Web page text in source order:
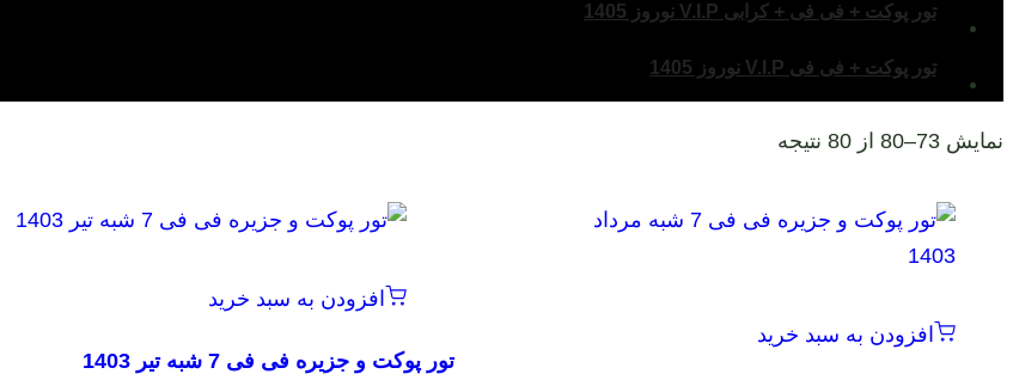
تور پوکت + فی فی + کرابی V.I.P نوروز 1405
تور پوکت + فی فی V.I.P نوروز 1405
نمایش 73–80 از 80 نتیجه
افزودن به سبد خرید
افزودن به سبد خرید
تور پوکت و جزیره فی فی 7 شبه تیر 1403